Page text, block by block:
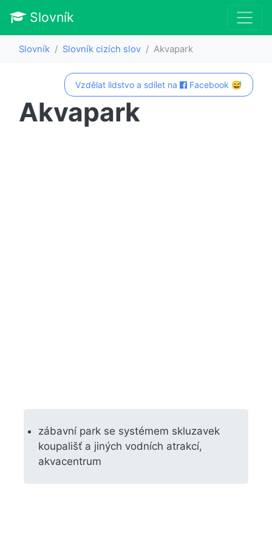
Slovník
Slovník Slovník cizích slov Akvapark
Vzdělat lidstvo a sdílet na Facebook 😅
Akvapark
zábavní park se systémem skluzavek
koupališť a jiných vodních atrakcí,
akvacentrum